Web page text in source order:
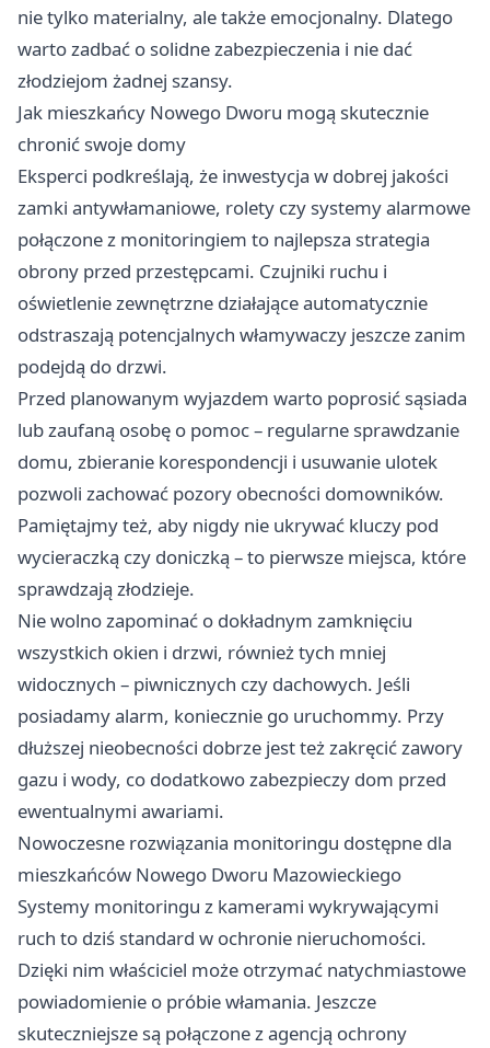
nie tylko materialny, ale także emocjonalny. Dlatego
warto zadbać o solidne zabezpieczenia i nie dać
złodziejom żadnej szansy.
Jak mieszkańcy Nowego Dworu mogą skutecznie
chronić swoje domy
Eksperci podkreślają, że inwestycja w dobrej jakości
zamki antywłamaniowe, rolety czy systemy alarmowe
połączone z monitoringiem to najlepsza strategia
obrony przed przestępcami. Czujniki ruchu i
oświetlenie zewnętrzne działające automatycznie
odstraszają potencjalnych włamywaczy jeszcze zanim
podejdą do drzwi.
Przed planowanym wyjazdem warto poprosić sąsiada
lub zaufaną osobę o pomoc – regularne sprawdzanie
domu, zbieranie korespondencji i usuwanie ulotek
pozwoli zachować pozory obecności domowników.
Pamiętajmy też, aby nigdy nie ukrywać kluczy pod
wycieraczką czy doniczką – to pierwsze miejsca, które
sprawdzają złodzieje.
Nie wolno zapominać o dokładnym zamknięciu
wszystkich okien i drzwi, również tych mniej
widocznych – piwnicznych czy dachowych. Jeśli
posiadamy alarm, koniecznie go uruchommy. Przy
dłuższej nieobecności dobrze jest też zakręcić zawory
gazu i wody, co dodatkowo zabezpieczy dom przed
ewentualnymi awariami.
Nowoczesne rozwiązania monitoringu dostępne dla
mieszkańców Nowego Dworu Mazowieckiego
Systemy monitoringu z kamerami wykrywającymi
ruch to dziś standard w ochronie nieruchomości.
Dzięki nim właściciel może otrzymać natychmiastowe
powiadomienie o próbie włamania. Jeszcze
skuteczniejsze są połączone z agencją ochrony